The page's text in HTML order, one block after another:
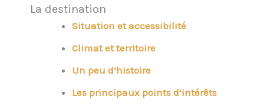
La destination
Situation et accessibilité
Climat et territoire
Un peu d’histoire
Les principaux points d’intérêts